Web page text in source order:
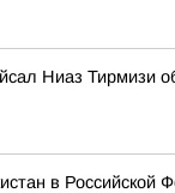
Ниаз Тирмизи
в Российской